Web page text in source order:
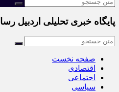
پایگاه خبری تحلیلی اردبیل رسا
صفحه نخست
اقتصادی
اجتماعی
سیاسی